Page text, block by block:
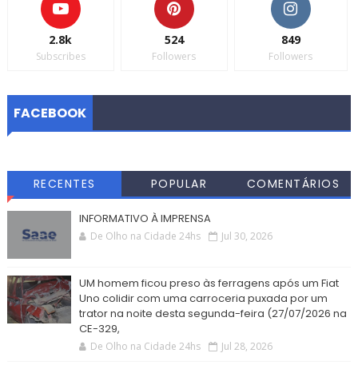
2.8k
Subscribes
524
Followers
849
Followers
FACEBOOK
RECENTES POPULAR COMENTÁRIOS
INFORMATIVO À IMPRENSA
De Olho na Cidade 24hs Jul 30, 2026
UM homem ficou preso às ferragens após um Fiat
Uno colidir com uma carroceria puxada por um
trator na noite desta segunda-feira (27/07/2026 na
CE-329,
De Olho na Cidade 24hs Jul 28, 2026